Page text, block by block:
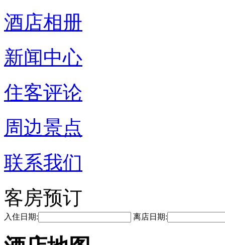
酒店相册
新闻中心
住客评论
周边景点
联系我们
客房预订
入住日期: 离店日期: